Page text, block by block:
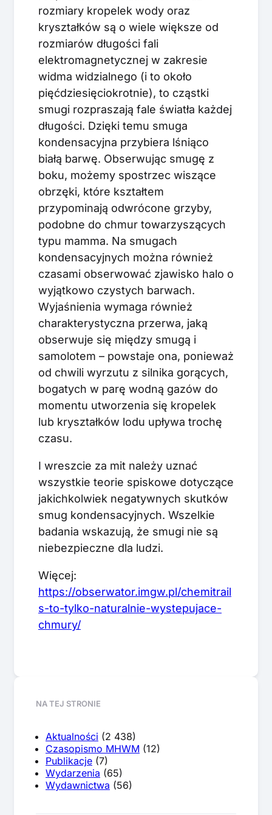
rozmiary kropelek wody oraz
kryształków są o wiele większe od
rozmiarów długości fali
elektromagnetycznej w zakresie
widma widzialnego (i to około
pięćdziesięciokrotnie), to cząstki
smugi rozpraszają fale światła każdej
długości. Dzięki temu smuga
kondensacyjna przybiera lśniąco
białą barwę. Obserwując smugę z
boku, możemy spostrzec wiszące
obrzęki, które kształtem
przypominają odwrócone grzyby,
podobne do chmur towarzyszących
typu mamma. Na smugach
kondensacyjnych można również
czasami obserwować zjawisko halo o
wyjątkowo czystych barwach.
Wyjaśnienia wymaga również
charakterystyczna przerwa, jaką
obserwuje się między smugą i
samolotem – powstaje ona, ponieważ
od chwili wyrzutu z silnika gorących,
bogatych w parę wodną gazów do
momentu utworzenia się kropelek
lub kryształków lodu upływa trochę
czasu.
I wreszcie za mit należy uznać
wszystkie teorie spiskowe dotyczące
jakichkolwiek negatywnych skutków
smug kondensacyjnych. Wszelkie
badania wskazują, że smugi nie są
niebezpieczne dla ludzi.
Więcej:
https://obserwator.imgw.pl/chemitrail
s-to-tylko-naturalnie-wystepujace-
chmury/
NA TEJ STRONIE
Aktualności (2 438)
Czasopismo MHWM (12)
Publikacje (7)
Wydarzenia (65)
Wydawnictwa (56)